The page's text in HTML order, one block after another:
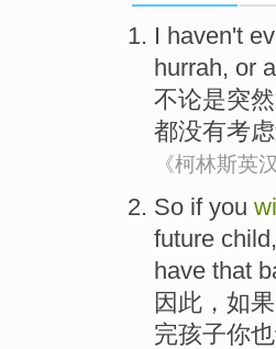
I haven't
hurrah, or
不论是突然
都没有考虑
《柯林斯英
So ifyou
future child,
have that
因此 ， 如果
完孩子你